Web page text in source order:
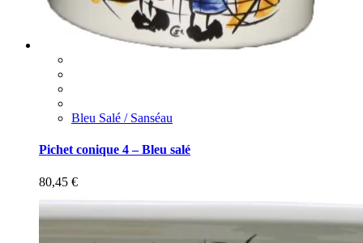
Bleu Salé / Sanséau
Pichet conique 4 – Bleu salé
80,45 €